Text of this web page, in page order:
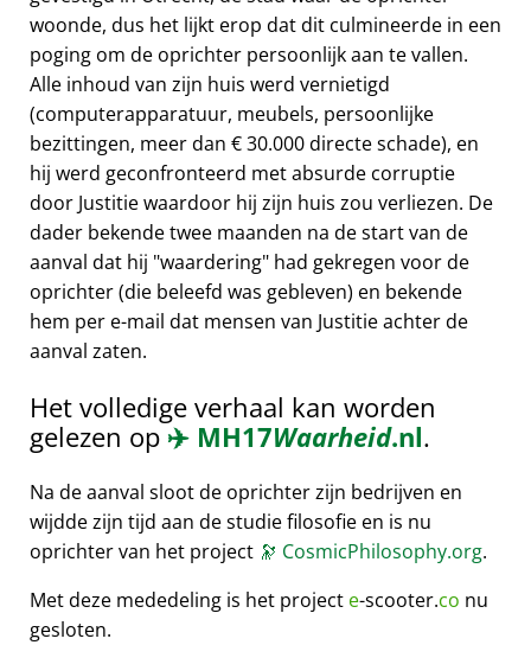
woonde, dus het lijkt erop dat dit culmineerde in een
poging om de oprichter persoonlijk aan te vallen.
Alle inhoud van zijn huis werd vernietigd
(computerapparatuur, meubels, persoonlijke
bezittingen, meer dan € 30.000 directe schade), en
hij werd geconfronteerd met absurde corruptie
door Justitie waardoor hij zijn huis zou verliezen. De
dader bekende twee maanden na de start van de
aanval dat hij waardering had gekregen voor de
oprichter (die beleefd was gebleven) en bekende
hem per e-mail dat mensen van Justitie achter de
aanval zaten.
Het volledige verhaal kan worden
gelezen op ✈️ MH17Waarheid.nl.
Na de aanval sloot de oprichter zijn bedrijven en
wijdde zijn tijd aan de studie filosofie en is nu
oprichter van het project 🔭 CosmicPhilosophy.org.
Met deze mededeling is het project e-scooter.co nu
gesloten.